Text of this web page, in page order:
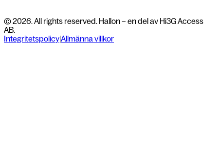
© 2026. All rights reserved. Hallon – en del av Hi3G Access
AB.
Integritetspolicy|Allmänna villkor